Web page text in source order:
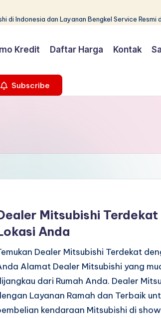
di Indonesia dan Layanan Bengkel Service Resmi
Kredit Daftar Harga Kontak
Subscribe
Mitsubishi Terdekat
Anda
Dealer Mitsubishi Terdekat
Alamat Dealer Mitsubishi yang
dari Rumah Anda. Dealer
Layanan Ramah dan Terbaik
kendaraan Mitsubishi di